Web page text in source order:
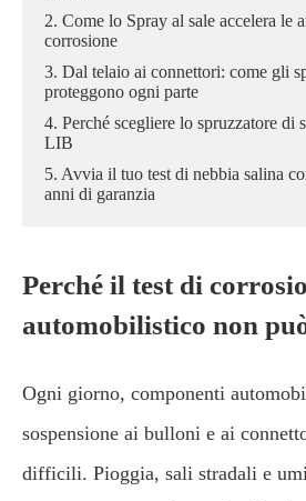
2. Come lo Spray al sale accelera le
corrosione
3. Dal telaio ai connettori: come gli
proteggono ogni parte
4. Perché scegliere lo spruzzatore di
LIB
5. Avvia il tuo test di nebbia salina
anni di garanzia
Perché il test di
automobilistico non
Ogni giorno, componenti
sospensione ai bulloni e ai
difficili. Pioggia, sali stradali e